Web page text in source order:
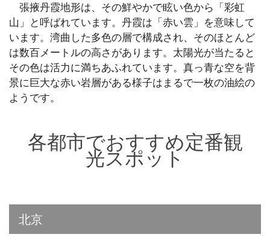
張掖丹霞地形は、その鮮やかで眩い色から「彩虹
山」と呼ばれています。丹霞は「赤い雲」を意味して
います。湾曲した多色の層で構成され、そのほとんど
は数百メートルの高さがあります。太陽光が当たると
その色は活力に満ちあふれています。真っ青な空を背
景に巨大な赤い岩層がある様子はまるで一枚の油絵の
ようです。
各都市でおすすめ定番観
光スポット
北京